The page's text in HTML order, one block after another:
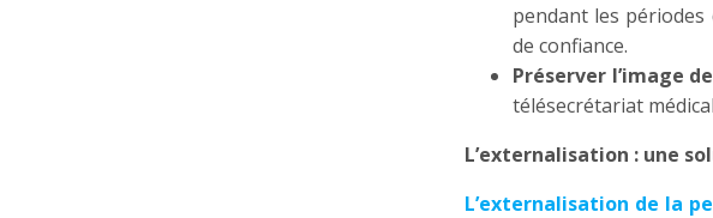
pendant les
de confiance.
Préserver l’image
télésecrétariat
L’externalisation : une
L’externalisation de la